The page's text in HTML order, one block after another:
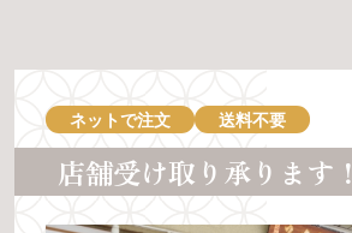
ネットで注文 送料不要
店舗受け取り承ります！